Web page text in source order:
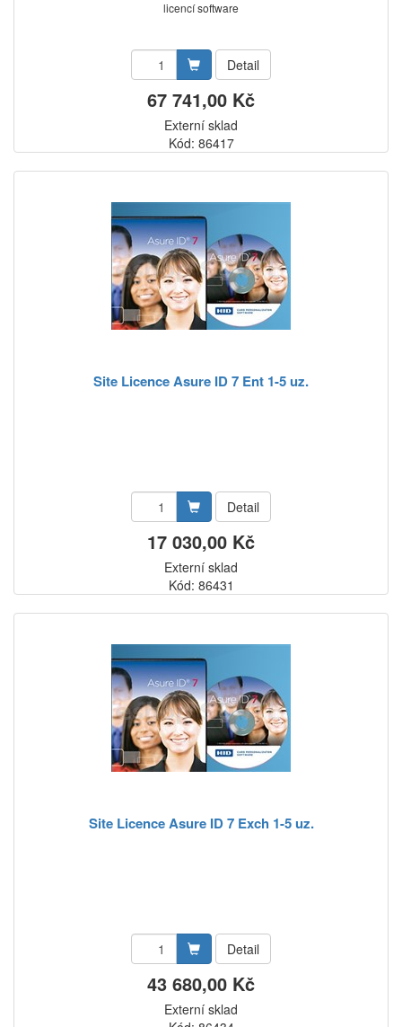
licencí software
Detail
67 741,00 Kč
Externí sklad
Kód: 86417
Site Licence Asure ID 7 Ent 1-5 uz.
Detail
17 030,00 Kč
Externí sklad
Kód: 86431
Site Licence Asure ID 7 Exch 1-5 uz.
Detail
43 680,00 Kč
Externí sklad